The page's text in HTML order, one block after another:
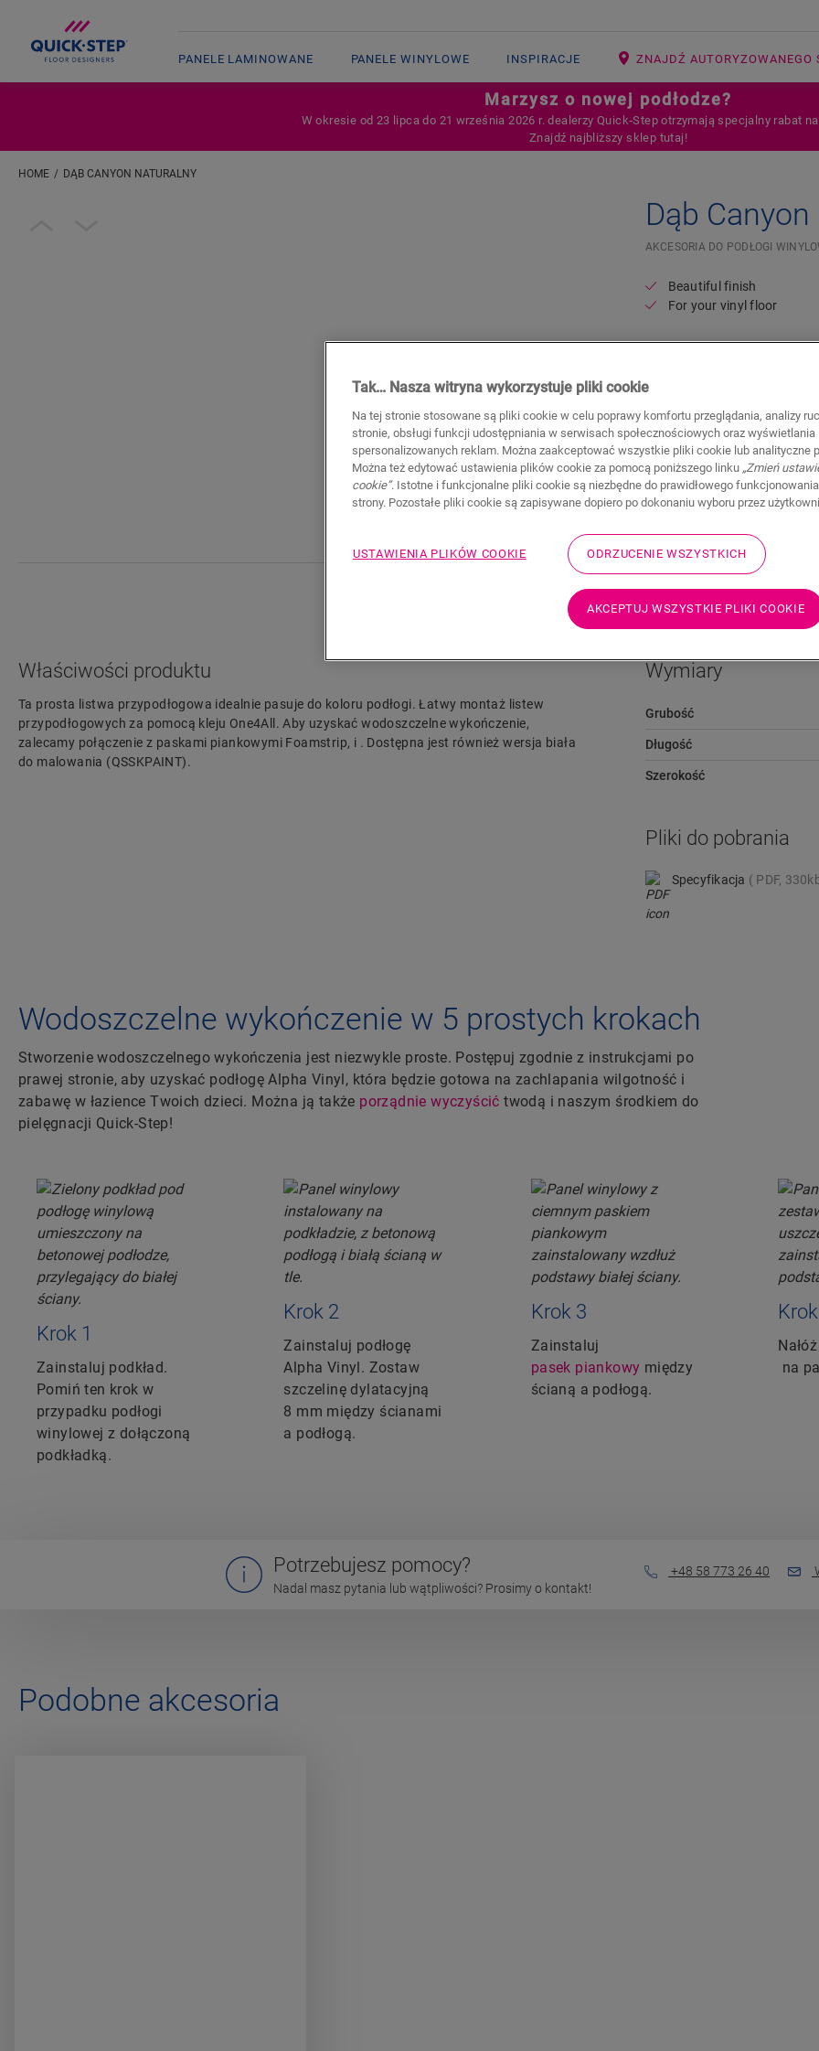
PANELE LAMINOWANE PANELE WINYLOWE INSPIRACJE ZNAJDŹ AUTORYZOWANEGO
Marzysz o nowej podłodze?
W okresie od 23 lipca do 21 września 2026 r. dealerzy Quick‑Step otrzymają specjalny rabat
Znajdź najbliższy sklep tutaj!
HOME DĄB CANYON NATURALNY
Dąb
AKCESORIA DO PODŁOGI
Beautiful finish
For your vinyl floor
Przejdź szybko do Pliki do pobrania
Właściwości produktu
Ta prosta listwa przypodłogowa idealnie pasuje do koloru podłogi. Łatwy montaż listew
przypodłogowych za pomocą kleju One4All. Aby uzyskać wodoszczelne wykończenie,
zalecamy połączenie z paskami piankowymi Foamstrip, i . Dostępna jest również wersja biała
do malowania (QSSKPAINT).
Wymiary
Grubość
Długość
Szerokość
Pliki do pobrania
Specyfikacja PDF,
Wodoszczelne wykończenie w 5 prostych krokach
Stworzenie wodoszczelnego wykończenia jest niezwykle proste. Postępuj zgodnie z instrukcjami po
prawej stronie, aby uzyskać podłogę Alpha Vinyl, która będzie gotowa na zachlapania wilgotność i
zabawę w łazience Twoich dzieci. Można ją także porządnie wyczyścić twodą i naszym środkiem do
pielęgnacji Quick-Step!
Krok 1
Zainstaluj podkład.
Pomiń ten krok w
przypadku podłogi
winylowej z dołączoną
podkładką.
Krok 2
Zainstaluj podłogę
Alpha Vinyl. Zostaw
szczelinę dylatacyjną
8 mm między ścianami
a podłogą.
Krok 3
Zainstaluj
pasek piankowy między
ścianą a podłogą.
na
Potrzebujesz pomocy?
Nadal masz pytania lub wątpliwości? Prosimy o kontakt!
+48 58 773 26 40
Podobne akcesoria
Tak… Nasza witryna wykorzystuje pliki cookie
Na tej stronie stosowane są pliki cookie w celu poprawy komfortu przeglądania, analizy
stronie, obsługi funkcji udostępniania w serwisach społecznościowych oraz wyświetlania
spersonalizowanych reklam. Można zaakceptować wszystkie pliki cookie lub analityczne
Można też edytować ustawienia plików cookie za pomocą poniższego linku „Zmień
cookie”. Istotne i funkcjonalne pliki cookie są niezbędne do prawidłowego
strony. Pozostałe pliki cookie są zapisywane dopiero po dokonaniu wyboru przez
USTAWIENIA PLIKÓW COOKIE ODRZUCENIE WSZYSTKICH
AKCEPTUJ WSZYSTKIE PLIKI COOKIE